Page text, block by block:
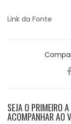
Link da Fonte
SEJA O PRIMEIRO
ACOMPANHAR AO